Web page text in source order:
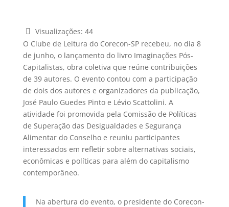
Visualizações: 44
O Clube de Leitura do Corecon-SP recebeu, no dia 8
de junho, o lançamento do livro Imaginações Pós-
Capitalistas, obra coletiva que reúne contribuições
de 39 autores. O evento contou com a participação
de dois dos autores e organizadores da publicação,
José Paulo Guedes Pinto e Lévio Scattolini. A
atividade foi promovida pela Comissão de Políticas
de Superação das Desigualdades e Segurança
Alimentar do Conselho e reuniu participantes
interessados em refletir sobre alternativas sociais,
econômicas e políticas para além do capitalismo
contemporâneo.
Na abertura do evento, o presidente do Corecon-